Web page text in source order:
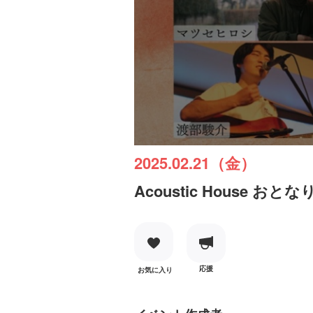
2025.02.21（金）
Acoustic House おとな
お気に入り 応援